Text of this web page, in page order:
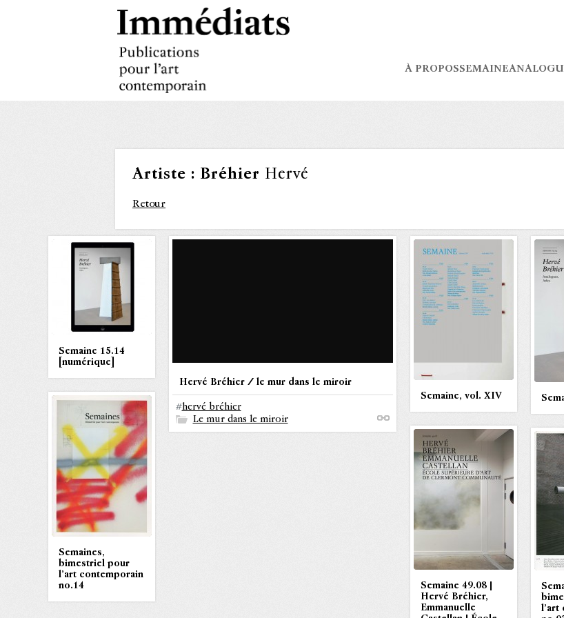
À PROPOSSEMAINE
Artiste : Bréhier Hervé
Retour
Semaine 15.14
[numérique]
Hervé Bréhier / le mur dans le miroir
#hervé bréhier
Le mur dans le miroir
Semaine, vol. XIV
Semaines,
bimestriel pour
l’art contemporain
no.14
Semaine 49.08 |
Hervé Bréhier,
Emmanuelle
l’art